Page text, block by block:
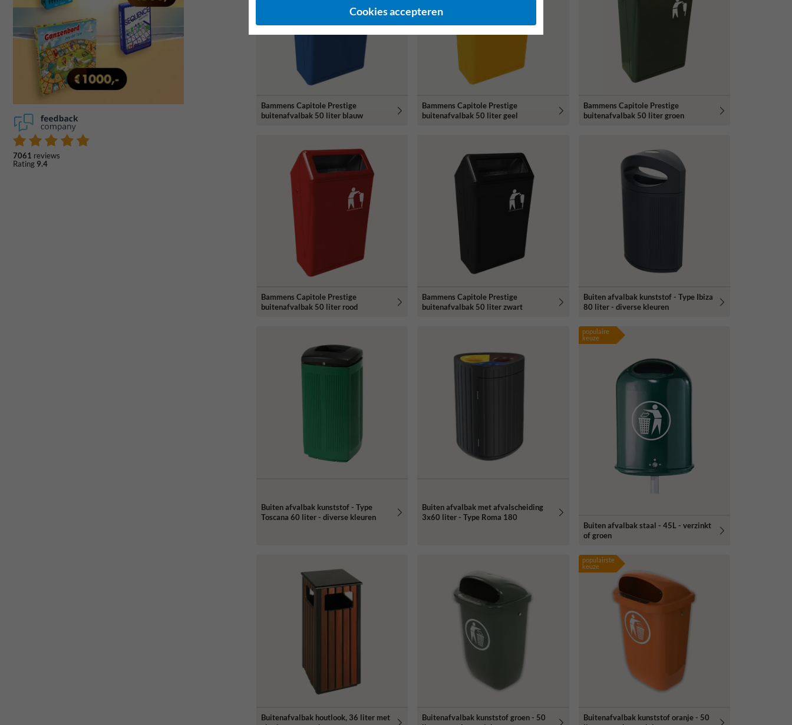
7061 reviews
Rating 9.4
Bammens Capitole Prestige
buitenafvalbak 50 liter blauw
Bammens Capitole Prestige
buitenafvalbak 50 liter geel
Bammens Capitole Prestige
buitenafvalbak 50 liter groen
Bammens Capitole Prestige
buitenafvalbak 50 liter rood
Bammens Capitole Prestige
buitenafvalbak 50 liter zwart
Buiten afvalbak kunststof - Type Ibiza
80 liter - diverse kleuren
Buiten afvalbak kunststof - Type
Toscana 60 liter - diverse kleuren
Buiten afvalbak met afvalscheiding
3x60 liter - Type Roma 180
populaire
keuze
Buiten afvalbak staal - 45L - verzinkt
of groen
Buitenafvalbak houtlook, 36 liter met
Buitenafvalbak kunststof groen - 50
populairste
keuze
Buitenafvalbak kunststof oranje - 50
Cookies accepteren